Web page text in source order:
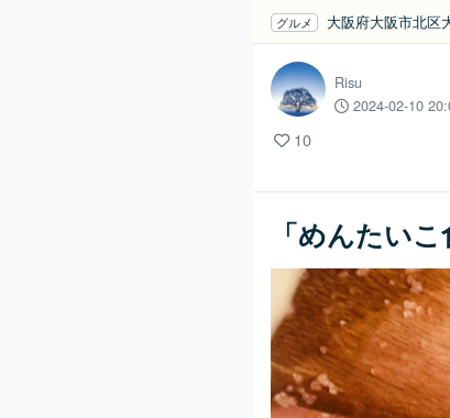
グルメ 大阪府大阪市北区
Risu
2024-02-10
10
「めんたい